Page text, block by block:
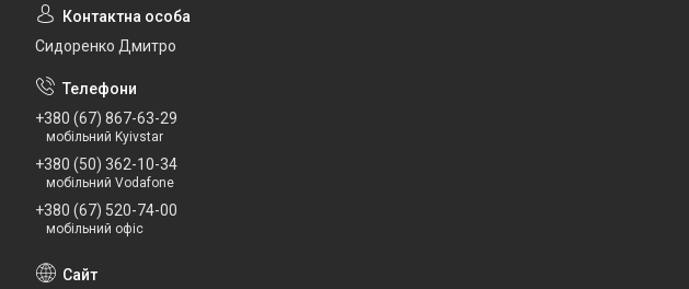
Сидоренко Дмитро
+380 (67) 867-63-29
мобільний Kyivstar
+380 (50) 362-10-34
мобільний Vodafone
+380 (67) 520-74-00
мобільний офіс